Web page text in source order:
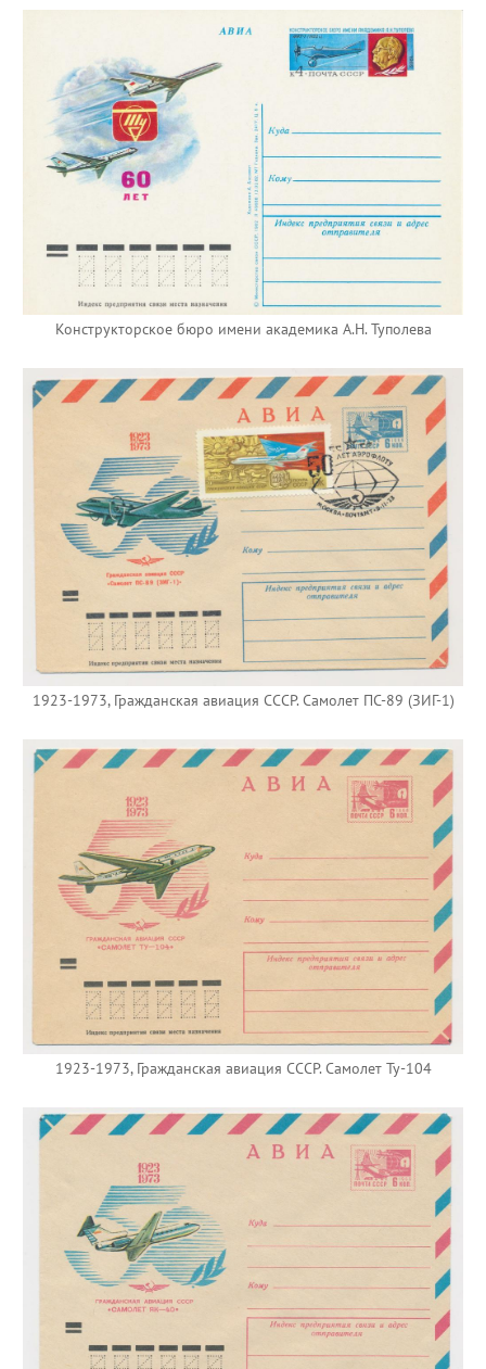
Конструкторское бюро имени академика А.Н. Туполева
1923-1973, Гражданская авиация СССР. Самолет ПС-89 (ЗИГ-1)
1923-1973, Гражданская авиация СССР. Самолет Ту-104